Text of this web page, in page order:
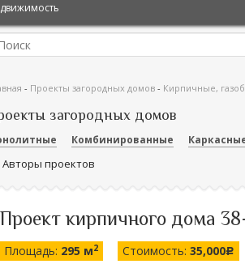
- Проекты загородных домов - Кирпичные,
загородных домов
Комбинированные
Авторы проектов
Проект кирпичного дома
Площадь: 295 м2 Стоимость: 35,000c